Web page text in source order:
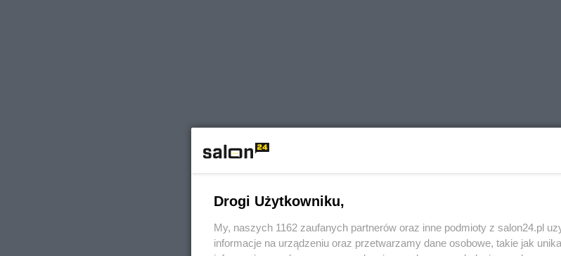
Drogi Użytkowniku,
My, naszych 1162 zaufanych partnerów oraz inne podmioty z salon24.pl
informacje na urządzeniu oraz przetwarzamy dane osobowe, takie jak